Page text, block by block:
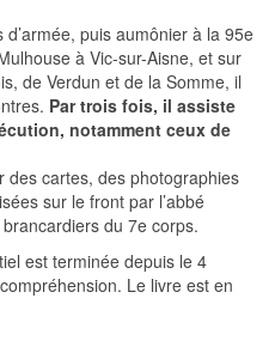
puis aumônier à la 95e
à Vic-sur-Aisne, et sur
de Verdun et de la Somme, il
Par trois fois, il assiste
notamment ceux de
des cartes, des photographies
sur le front par l’abbé
du 7e corps.
est terminée depuis le 4
Le livre est en